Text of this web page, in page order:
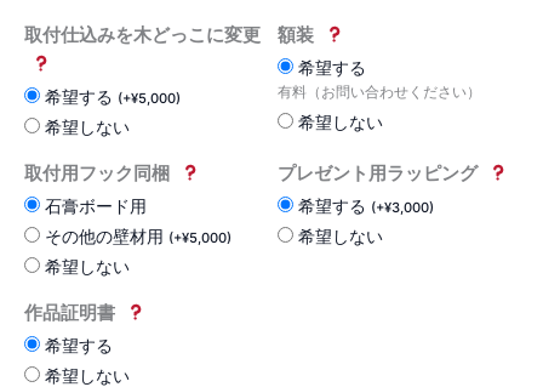
取付仕込みを木どっこに変更
希望する (+¥5,000)
希望しない
額装
希望する
有料（お問い合わせください）
希望しない
取付用フック同梱
石膏ボード用
その他の壁材用 (+¥5,000)
希望しない
プレゼント用ラッピング
希望する (+¥3,000)
希望しない
作品証明書
希望する
希望しない